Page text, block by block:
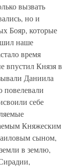
вызвать
но и
Бояр, которые
наше
время
впустил Князя в
Даниила
повелевали
себе
Княжеским
сыном,
в землю,